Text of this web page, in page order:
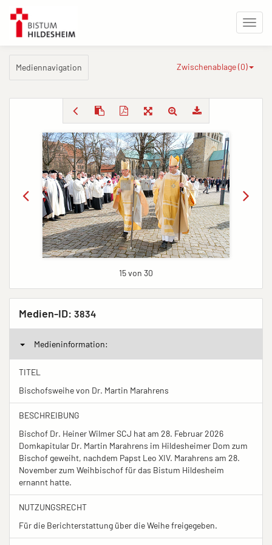
Mediennavigation Zwischenablage (0)
15 von 30
Medien-ID: 3834
Medieninformation:
TITEL
Bischofsweihe von Dr. Martin Marahrens
BESCHREIBUNG
Bischof Dr. Heiner Wilmer SCJ hat am 28. Februar 2026
Domkapitular Dr. Martin Marahrens im Hildesheimer Dom zum
Bischof geweiht, nachdem Papst Leo XIV. Marahrens am 28.
November zum Weihbischof für das Bistum Hildesheim
ernannt hatte.
NUTZUNGSRECHT
Für die Berichterstattung über die Weihe freigegeben.